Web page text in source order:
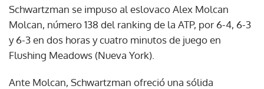
Schwartzman se impuso al eslovaco Alex Molcan
Molcan, número 138 del ranking de la ATP, por 6-4, 6-3
y 6-3 en dos horas y cuatro minutos de juego en
Flushing Meadows (Nueva York).
Ante Molcan, Schwartzman ofreció una sólida